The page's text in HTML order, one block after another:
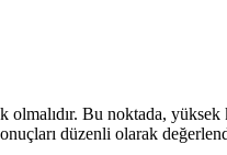
olmalıdır. Bu noktada,
düzenli olarak